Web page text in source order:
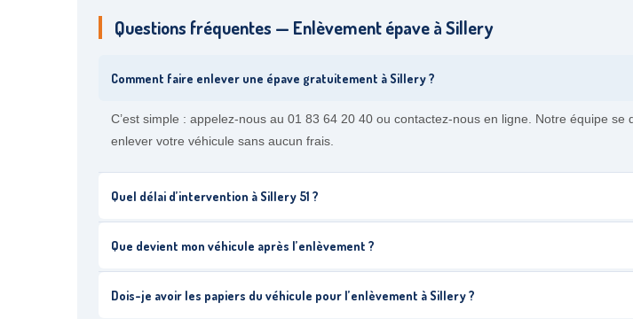
Questions fréquentes — Enlèvement épave à Sillery
Comment faire enlever une épave gratuitement à Sillery ?
C’est simple : appelez-nous au 01 83 64 20 40 ou contactez-nous en ligne. Notre équipe
enlever votre véhicule sans aucun frais.
Quel délai d’intervention à Sillery 51 ?
Que devient mon véhicule après l’enlèvement ?
Dois-je avoir les papiers du véhicule pour l’enlèvement à Sillery ?